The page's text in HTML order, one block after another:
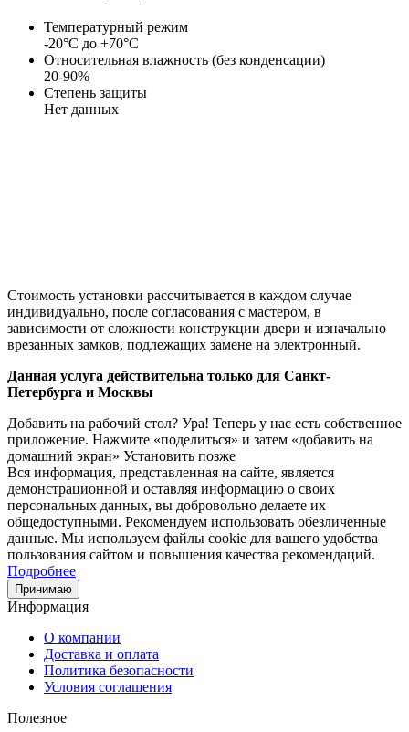
Температурный режим
-20°C до +70°C
Относительная влажность (без конденсации)
20-90%
Степень защиты
Нет данных
Стоимость установки рассчитывается в каждом случае
индивидуально, после согласования с мастером, в
зависимости от сложности конструкции двери и изначально
врезанных замков, подлежащих замене на электронный.
Данная услуга действительна только для Санкт-
Петербурга и Москвы
Добавить на рабочий стол? Ура! Теперь у нас есть собственное
приложение. Нажмите «поделиться» и затем «добавить на
домашний экран» Установить позже
Вся информация, представленная на сайте, является
демонстрационной и оставляя информацию о своих
персональных данных, вы добровольно делаете их
общедоступными. Рекомендуем использовать обезличенные
данные. Мы используем файлы cookie для вашего удобства
пользования сайтом и повышения качества рекомендаций.
Подробнее
Принимаю
Информация
О компании
Доставка и оплата
Политика безопасности
Условия соглашения
Полезное